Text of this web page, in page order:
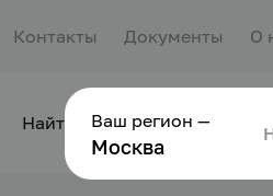
Контакты Документы О
Найти сотрудника Найти
Ваш регион —
Москва